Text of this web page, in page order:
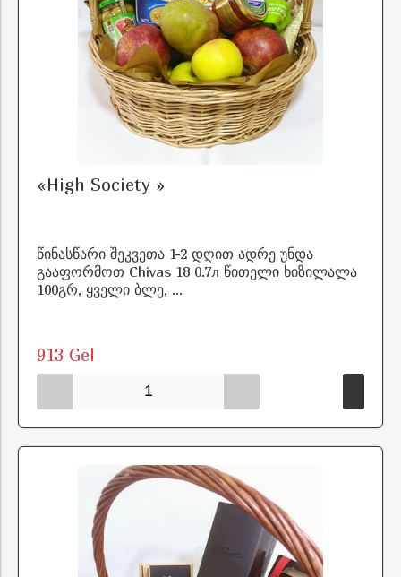
«High Society »
წინასწარი შეკვეთა 1-2 დღით ადრე უნდა
გააფორმოთ Chivas 18 0.7л წითელი ხიზილალა
100გრ, ყველი ბლე, ...
913 Gel